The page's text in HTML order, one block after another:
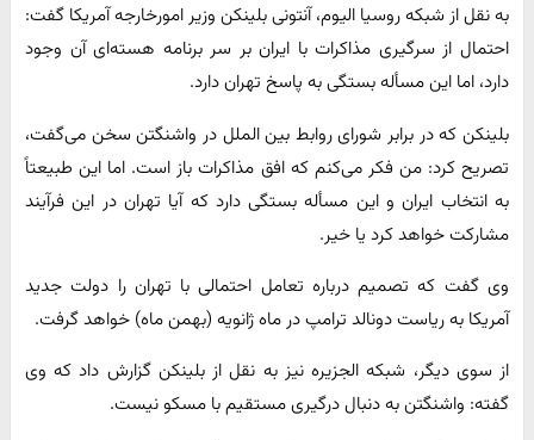
به نقل از شبکه روسیا الیوم، آنتونی بلینکن وزیر امورخارجه آمریکا گفت:
احتمال از سرگیری مذاکرات با ایران بر سر برنامه هسته‌ای آن وجود
دارد، اما این مسأله بستگی به پاسخ تهران دارد.
بلینکن که در برابر شورای روابط بین الملل در واشنگتن سخن می‌گفت،
تصریح کرد: من فکر می‌کنم که افق مذاکرات باز است. اما این طبیعتاً
به انتخاب ایران و این مسأله بستگی دارد که آیا تهران در این فرآیند
مشارکت خواهد کرد یا خیر.
وی گفت که تصمیم درباره تعامل احتمالی با تهران را دولت جدید
آمریکا به ریاست دونالد ترامپ در ماه ژانویه (بهمن ماه) خواهد گرفت.
از سوی دیگر، شبکه الجزیره نیز به نقل از بلینکن گزارش داد که وی
گفته: واشنگتن به دنبال درگیری مستقیم با مسکو نیست.